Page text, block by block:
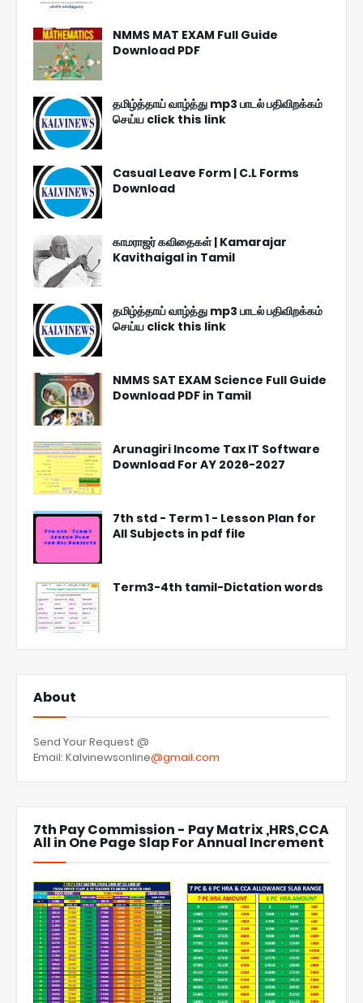
NMMS MAT EXAM Full Guide
Download PDF
தமிழ்த்தாய் வாழ்த்து mp3 பாடல் பதிவிறக்கம்
செய்ய click this link
Casual Leave Form | C.L Forms
Download
காமராஜர் கவிதைகள் | Kamarajar
Kavithaigal in Tamil
தமிழ்த்தாய் வாழ்த்து mp3 பாடல் பதிவிறக்கம்
செய்ய click this link
NMMS SAT EXAM Science Full Guide
Download PDF in Tamil
Arunagiri Income Tax IT Software
Download For AY 2026-2027
7th std - Term 1 - Lesson Plan for
All Subjects in pdf file
Term3-4th tamil-Dictation words
About
Send Your Request @
Email: Kalvinewsonline@gmail.com
7th Pay Commission - Pay Matrix ,HRS,CCA
All in One Page Slap For Annual Increment